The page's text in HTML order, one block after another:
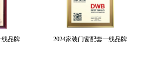
线品牌 2024家装门窗配套一线品牌